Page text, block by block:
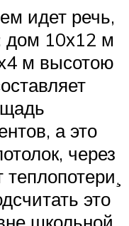
идет речь,
дом 10х12 м
м высотою
а это
через
это